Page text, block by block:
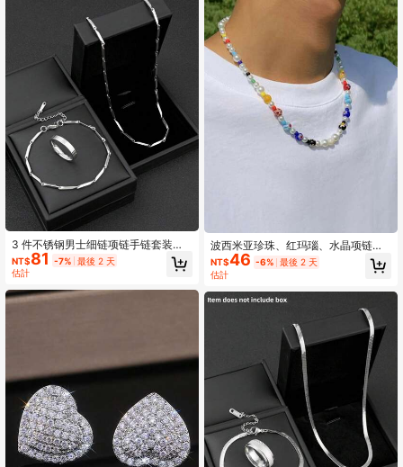
3 件不锈钢男士细链项链手链套装光
滑戒指简约个性酷炫风格适合日常佩
戴节日礼物返校珠宝（商品不含盒
子）
NT$81 -7% 最後 2 天
估計
波西米亚珍珠、红玛瑙、水晶项链、
绿色透明水晶、天然不对称宝石项
链、男士绿松石串珠项链，适合感恩
节、圣诞节、节日、礼物、新年、情
人节等场合。
NT$46 -6% 最後 2 天
估計